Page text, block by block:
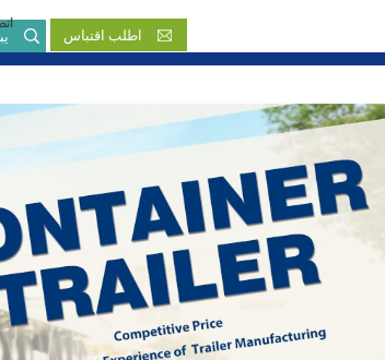
اطلب اقتباس
English
Русский язык
Español
Português